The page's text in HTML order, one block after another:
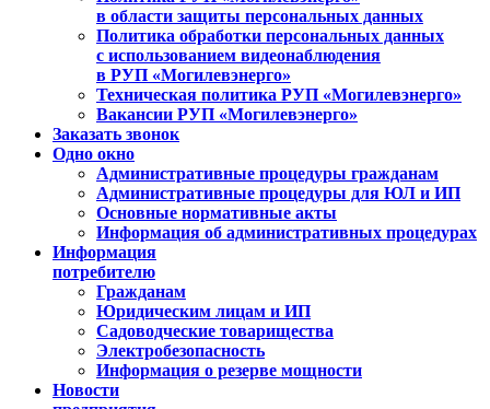
в области защиты персональных данных
Политика обработки персональных данных
с использованием видеонаблюдения
в РУП «Могилевэнерго»
Техническая политика РУП «Могилевэнерго»
Вакансии РУП «Могилевэнерго»
Заказать звонок
Одно окно
Административные процедуры гражданам
Административные процедуры для ЮЛ и ИП
Основные нормативные акты
Информация об административных процедурах
Информация
потребителю
Гражданам
Юридическим лицам и ИП
Садоводческие товарищества
Электробезопасность
Информация о резерве мощности
Новости